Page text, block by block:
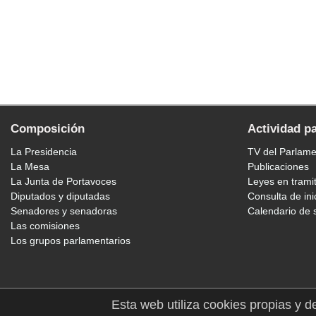
Composición
La Presidencia
La Mesa
La Junta de Portavoces
Diputados y diputadas
Senadores y senadoras
Las comisiones
Los grupos parlamentarios
Actividad
TV del
Publicaciones
Leyes en
Consulta de
Calendario de
Esta web utiliza cookies propias y